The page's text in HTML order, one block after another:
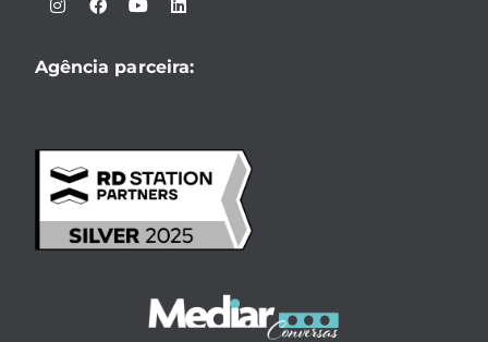
Agência parceira: